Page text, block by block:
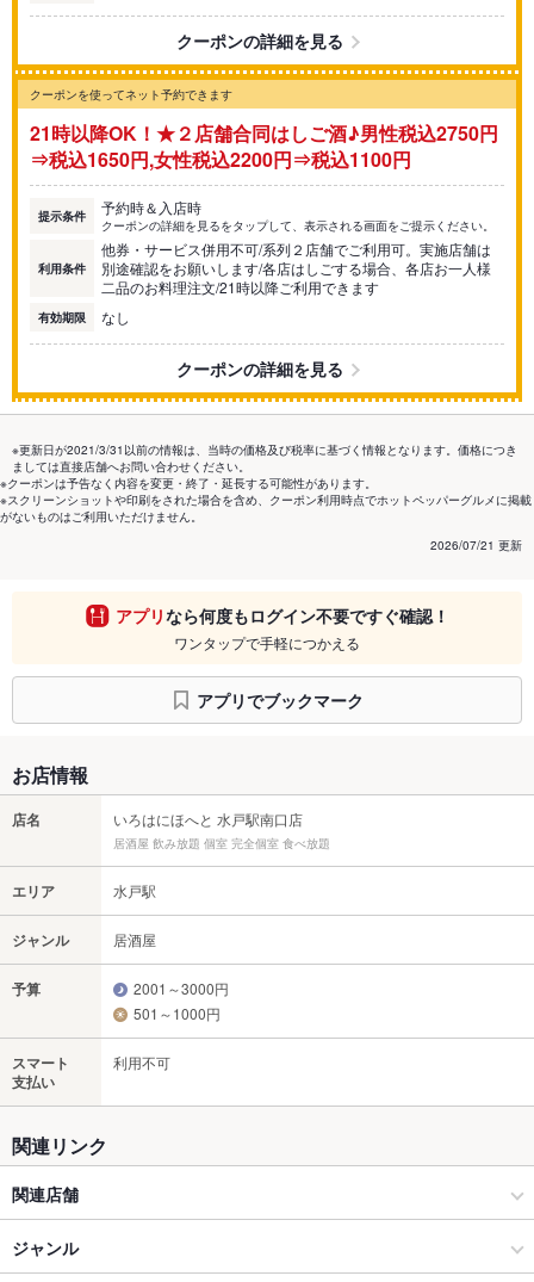
クーポンの詳細を見る
クーポンを使ってネット予約できます
21時以降OK！★２店舗合同はしご酒♪男性税込2750円
⇒税込1650円,女性税込2200円⇒税込1100円
提示条件 予約時＆入店時
クーポンの詳細を見るをタップして、表示される画面をご提示ください。
利用条件
他券・サービス併用不可/系列２店舗でご利用可。実施店舗は
別途確認をお願いします/各店はしごする場合、各店お一人様
二品のお料理注文/21時以降ご利用できます
有効期限 なし
クーポンの詳細を見る
※更新日が2021/3/31以前の情報は、当時の価格及び税率に基づく情報となります。価格につき
ましては直接店舗へお問い合わせください。
※クーポンは予告なく内容を変更・終了・延長する可能性があります。
※スクリーンショットや印刷をされた場合を含め、クーポン利用時点でホットペッパーグルメに掲載
がないものはご利用いただけません。
2026/07/21 更新
アプリなら何度もログイン不要ですぐ確認！
ワンタップで手軽につかえる
アプリでブックマーク
お店情報
店名 いろはにほへと 水戸駅南口店
居酒屋 飲み放題 個室 完全個室 食べ放題
エリア 水戸駅
ジャンル 居酒屋
予算
2001～3000円
501～1000円
スマート
支払い
利用不可
関連リンク
関連店舗
いろはにほへと
ジャンル